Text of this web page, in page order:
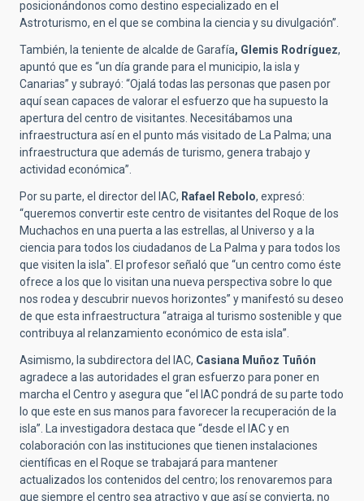
posicionándonos como destino especializado en el
Astroturismo, en el que se combina la ciencia y su divulgación”.
También, la teniente de alcalde de Garafía, Glemis Rodríguez,
apuntó que es “un día grande para el municipio, la isla y
Canarias” y subrayó: “Ojalá todas las personas que pasen por
aquí sean capaces de valorar el esfuerzo que ha supuesto la
apertura del centro de visitantes. Necesitábamos una
infraestructura así en el punto más visitado de La Palma; una
infraestructura que además de turismo, genera trabajo y
actividad económica”.
Por su parte, el director del IAC, Rafael Rebolo, expresó:
“queremos convertir este centro de visitantes del Roque de los
Muchachos en una puerta a las estrellas, al Universo y a la
ciencia para todos los ciudadanos de La Palma y para todos los
que visiten la isla". El profesor señaló que “un centro como éste
ofrece a los que lo visitan una nueva perspectiva sobre lo que
nos rodea y descubrir nuevos horizontes” y manifestó su deseo
de que esta infraestructura “atraiga al turismo sostenible y que
contribuya al relanzamiento económico de esta isla”.
Asimismo, la subdirectora del IAC, Casiana Muñoz Tuñón
agradece a las autoridades el gran esfuerzo para poner en
marcha el Centro y asegura que “el IAC pondrá de su parte todo
lo que este en sus manos para favorecer la recuperación de la
isla”. La investigadora destaca que “desde el IAC y en
colaboración con las instituciones que tienen instalaciones
científicas en el Roque se trabajará para mantener
actualizados los contenidos del centro; los renovaremos para
que siempre el centro sea atractivo y que así se convierta, no